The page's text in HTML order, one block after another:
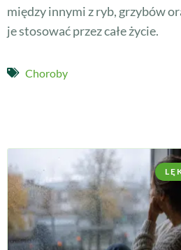
między innymi z ryb, grzybów
je stosować przez całe życie.
Choroby